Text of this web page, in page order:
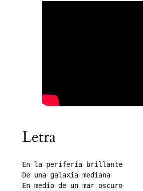
Letra
En la periferia brillante
De una galaxia mediana
En medio de un mar oscuro